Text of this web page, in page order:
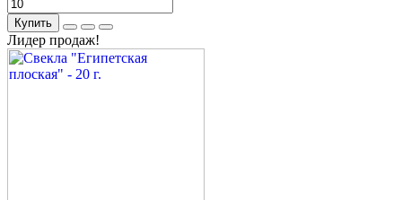
Купить
Лидер продаж!